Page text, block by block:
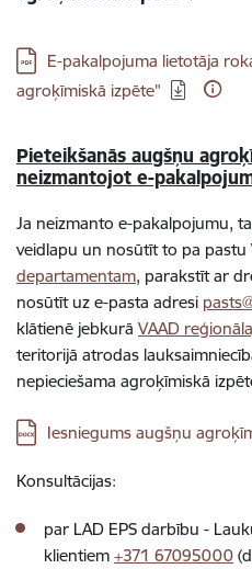
Lejupielādēt:
E-pakalpojuma lietotāja
agroķīmiskā izpēte"
Pieteikšanās augšņu
neizmantojot e-
Ja neizmanto e-pakalpojumu,
veidlapu un nosūtīt to pa pastu
departamentam, parakstīt ar
nosūtīt uz e-pasta adresi
klātienē jebkurā VAAD
teritorijā atrodas
nepieciešama agroķīmiskā
Lejupielādēt:
Iesniegums augšņu
Konsultācijas:
par LAD EPS darbību -
klientiem +371 67095000